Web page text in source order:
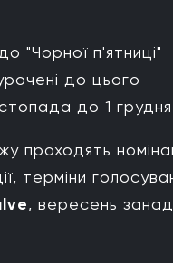
"Чорної п'ятниці"
до цього
до 1
проходять
терміни
, вересень